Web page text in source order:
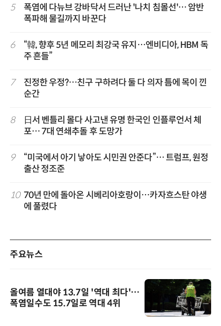
5
폭염에 다뉴브 강바닥서 드러난 '나치 침몰선'… 암반
폭파해 물길까지 바꾼다
6
“韓, 향후 5년 메모리 최강국 유지…엔비디아, HBM 독
주 흔들”
7
진정한 우정?…친구 구하려다 둘 다 의자 틈에 목이 낀
순간
8
日서 벤틀리 몰다 사고낸 유명 한국인 인플루언서 체
포… 7대 연쇄추돌 후 도망가
9
“미국에서 아기 낳아도 시민권 안준다”… 트럼프, 원정
출산 정조준
10 70년 만에 돌아온 시베리아호랑이…카자흐스탄 야생
에 풀렸다
주요뉴스
올여름 열대야 13.7일 '역대 최다'…
폭염일수도 15.7일로 역대 4위